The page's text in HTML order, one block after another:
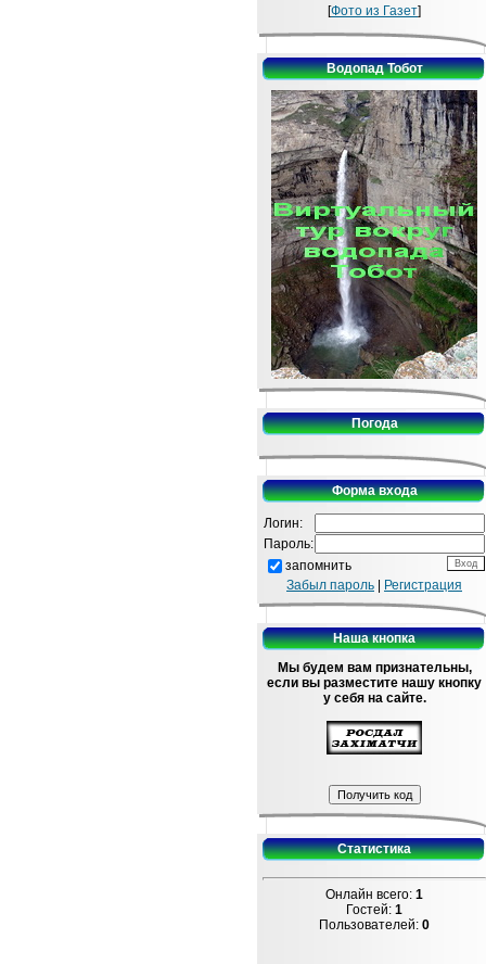
[Фото из Газет]
Водопад Тобот
Погода
Форма входа
Логин:
Пароль:
запомнить
Забыл пароль
Регистрация
Наша кнопка
Мы будем вам признательны,
если вы разместите нашу кнопку
у себя на сайте.
Статистика
Онлайн всего: 1
Гостей: 1
Пользователей: 0